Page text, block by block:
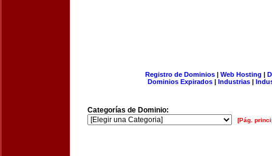
Registro de Dominios| Web Hosting |
Dominios Expirados | Industrias |
Categorías de Dominio:
[Pág.